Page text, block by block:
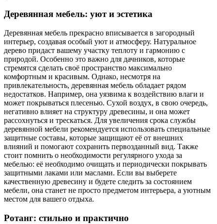
Деревянная мебель: уют и эстетика
Деревянная мебель прекрасно вписывается в загородный
интерьер, создавая особый уют и атмосферу. Натуральное
дерево придаст вашему участку теплоту и гармонию с
природой. Особенно это важно для дачников, которые
стремятся сделать своё пространство максимально
комфортным и красивым. Однако, несмотря на
привлекательность, деревянная мебель обладает рядом
недостатков. Например, она уязвима к воздействию влаги и
может покрываться плесенью. Сухой воздух, в свою очередь,
негативно влияет на структуру древесины, и она может
рассохнуться и трескаться. Для увеличения срока службы
деревянной мебели рекомендуется использовать специальные
защитные составы, которые защищают её от внешних
влияний и помогают сохранить первозданный вид. Также
стоит помнить о необходимости регулярного ухода за
мебелью: её необходимо очищать и периодически покрывать
защитными лаками или маслами. Если вы выберете
качественную древесину и будете следить за состоянием
мебели, она станет не просто предметом интерьера, а уютным
местом для вашего отдыха.
Ротанг: стильно и практично